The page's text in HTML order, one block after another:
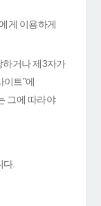
게 이용하게
거나 제3자가
트”에
그에 따라야
.